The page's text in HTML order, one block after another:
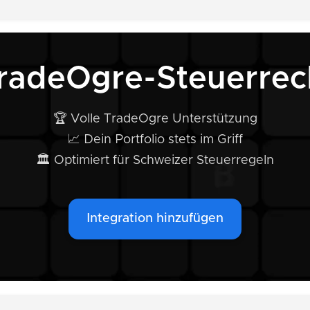
🏆 Volle TradeOgre Unterstützung
📈 Dein Portfolio stets im Griff
🏛️ Optimiert für Schweizer Steuerregeln
Integration hinzufügen